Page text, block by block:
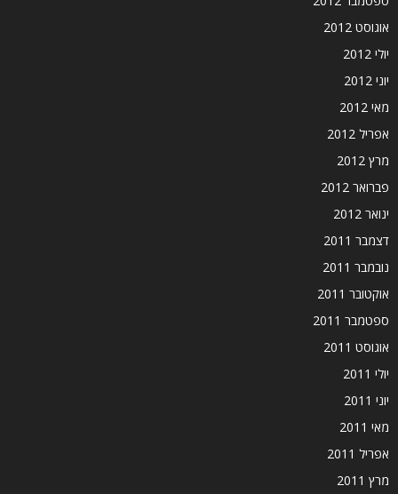
אוגוסט 2012
יולי 2012
יוני 2012
מאי 2012
אפריל 2012
מרץ 2012
פברואר 2012
ינואר 2012
דצמבר 2011
נובמבר 2011
אוקטובר 2011
ספטמבר 2011
אוגוסט 2011
יולי 2011
יוני 2011
מאי 2011
אפריל 2011
מרץ 2011